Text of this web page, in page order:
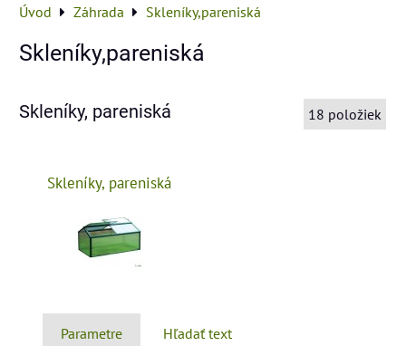
Úvod Záhrada Skleníky,pareniská
Skleníky,pareniská
Skleníky, pareniská 18 položiek
Skleníky, pareniská
Parametre Hľadať text